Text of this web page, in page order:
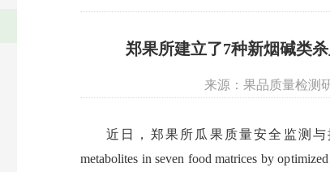
郑果所建立了7种新烟碱类
来源：果品质量检测
近日，郑果所瓜果质量安全监测与控
metabolites in seven food matrices by